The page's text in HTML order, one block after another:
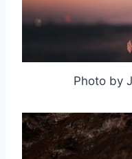
Photo by